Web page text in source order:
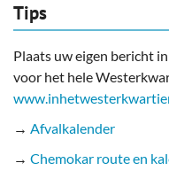
Tips
Plaats uw eigen bericht
voor het hele
→ Afvalkalender
→ Chemokar route en